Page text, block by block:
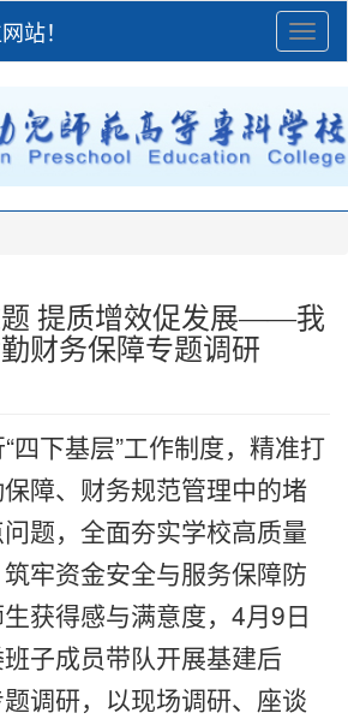
站！
题 提质增效促发展——我
财务保障专题调研
四下基层”工作制度，精准打
障、财务规范管理中的堵
题，全面夯实学校高质量
牢资金安全与服务保障防
获得感与满意度，4月9日
班子成员带队开展基建后
调研，以现场调研、座谈